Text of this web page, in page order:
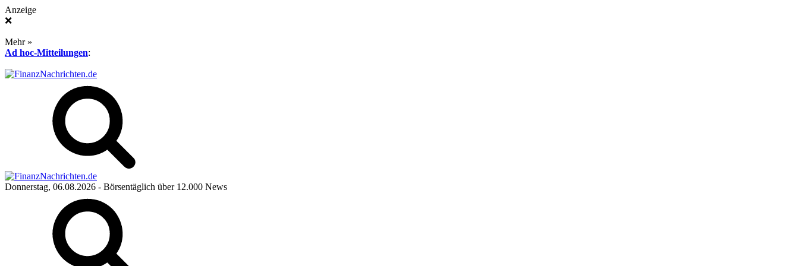
Anzeige
❌
Mehr »
Ad hoc-Mitteilungen:
Donnerstag, 06.08.2026 - Börsentäglich über 12.000 News